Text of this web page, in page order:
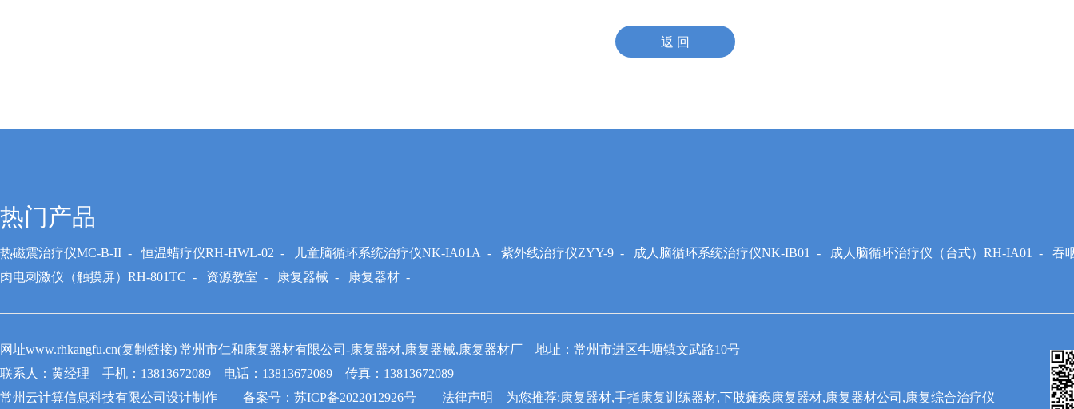
热门产品
热磁震治疗仪MC-B-II -恒温蜡疗仪RH-HWL-02 - 儿童脑循环系统治疗仪NK-IA01A - 紫外线治疗仪ZYY-9 - 成人脑循环系统治疗仪NK-IB01 - 成人脑循环治疗仪（台式）RH-IA01 - 吞
肉电刺激仪（触摸屏）RH-801TC - 资源教室 - 康复器械 - 康复器材 -
网址www.rhkangfu.cn(复制链接) 常州市仁和康复器材有限公司-康复器材,康复器械,康复器材厂 地址：常州市进区牛塘镇文武路10号
联系人：黄经理 手机：13813672089 电话：13813672089 传真：13813672089
常州云计算信息科技有限公司 设计制作 备案号： 苏ICP备2022012926号 法律声明 为您推荐:康复器材,手指康复训练器材,下肢瘫痪康复器材,康复器材公司,康复综合治疗仪